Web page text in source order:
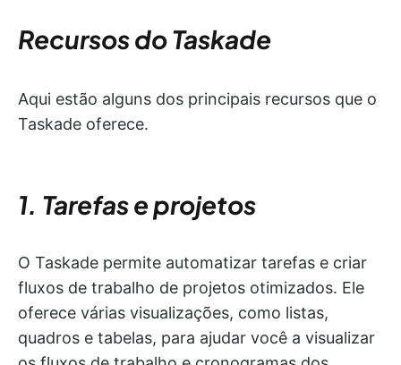
Recursos do Taskade
Aqui estão alguns dos principais recursos que o
Taskade oferece.
1. Tarefas e projetos
O Taskade permite automatizar tarefas e criar
fluxos de trabalho de projetos otimizados. Ele
oferece várias visualizações, como listas,
quadros e tabelas, para ajudar você a visualizar